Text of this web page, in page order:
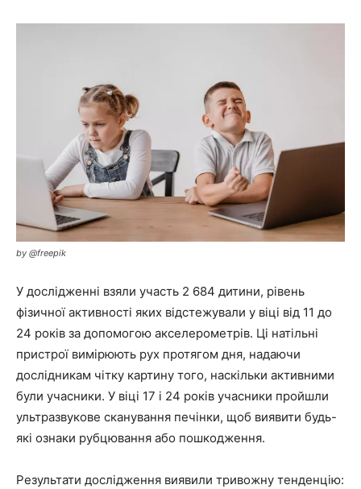
by @freepik
У дослідженні взяли участь 2 684 дитини, рівень
фізичної активності яких відстежували у віці від 11 до
24 років за допомогою акселерометрів. Ці натільні
пристрої вимірюють рух протягом дня, надаючи
дослідникам чітку картину того, наскільки активними
були учасники. У віці 17 і 24 років учасники пройшли
ультразвукове сканування печінки, щоб виявити будь-
які ознаки рубцювання або пошкодження.
Результати дослідження виявили тривожну тенденцію: